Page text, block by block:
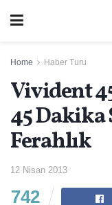
Home Haber Turu
Vivident
45
Ferahlık
12 Nisan 2013
742